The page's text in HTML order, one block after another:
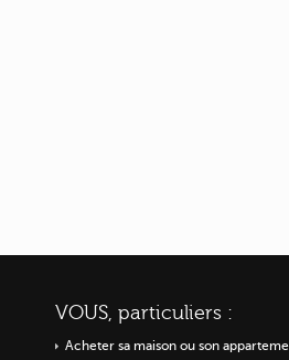
VOUS, particuliers :
Acheter sa maison ou son